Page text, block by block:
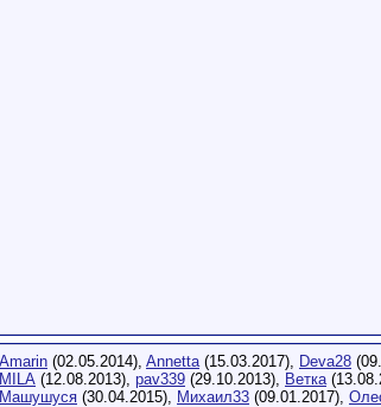
Amarin (02.05.2014), Annetta(15.03.2017), Deva28
MILA (12.08.2013), pav339 (29.10.2013), Ветка
Машушуся (30.04.2015), Михаил33 (09.01.2017),